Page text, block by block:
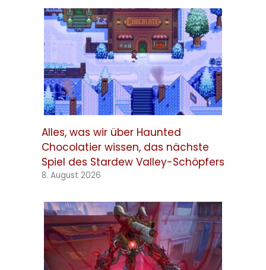
Alles, was wir über Haunted
Chocolatier wissen, das nächste
Spiel des Stardew Valley-Schöpfers
8. August 2026